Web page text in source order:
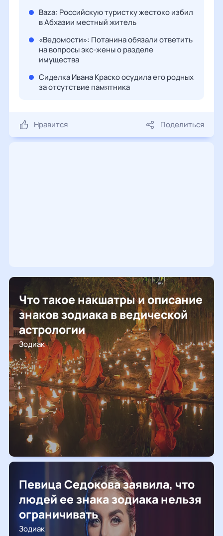
Baza: Российскую туристку жестоко избил
в Абхазии местный житель
«Ведомости»: Потанина обязали ответить
на вопросы экс-жены о разделе
имущества
Сиделка Ивана Краско осудила его родных
за отсутствие памятника
Нравится Поделиться
Что такое накшатры и описание
знаков зодиака в ведической
астрологии
Зодиак
Певица Седокова заявила, что
людей ее знака зодиака нельзя
ограничивать
Зодиак